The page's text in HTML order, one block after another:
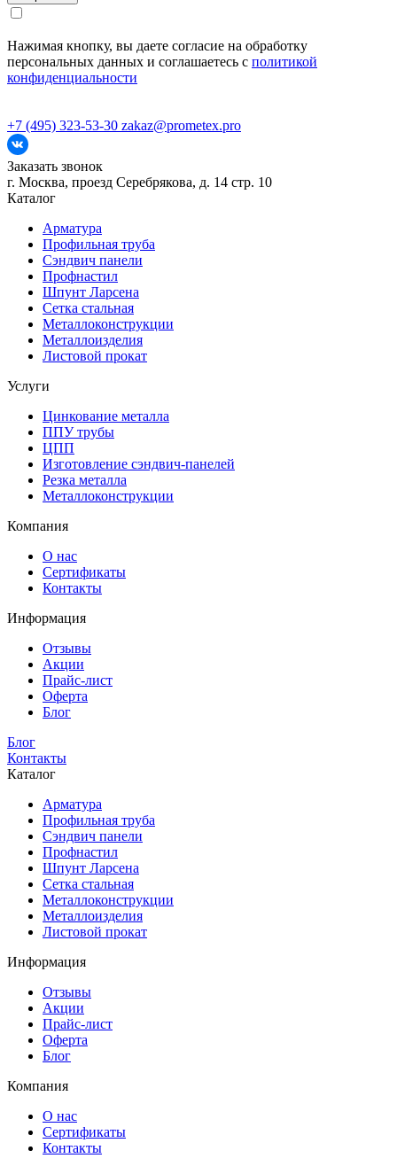
Нажимая кнопку, вы даете согласие на обработку
персональных данных и соглашаетесь с политикой
конфиденциальности
+7 (495) 323-53-30 zakaz@prometex.pro
Заказать звонок
г. Москва, проезд Серебрякова, д. 14 стр. 10
Каталог
Арматура
Профильная труба
Сэндвич панели
Профнастил
Шпунт Ларсена
Сетка стальная
Металлоконструкции
Металлоизделия
Листовой прокат
Услуги
Цинкование металла
ППУ трубы
ЦПП
Изготовление сэндвич-панелей
Резка металла
Металлоконструкции
Компания
О нас
Сертификаты
Контакты
Информация
Отзывы
Акции
Прайс-лист
Оферта
Блог
Блог
Контакты
Каталог
Арматура
Профильная труба
Сэндвич панели
Профнастил
Шпунт Ларсена
Сетка стальная
Металлоконструкции
Металлоизделия
Листовой прокат
Информация
Отзывы
Акции
Прайс-лист
Оферта
Блог
Компания
О нас
Сертификаты
Контакты